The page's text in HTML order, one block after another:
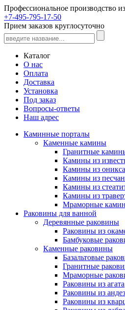
Профессиональное производство
+7-495-795-17-50
Прием заказов круглосуточно
Каталог
О нас
Оплата
Доставка
Установка
Под заказ
Вопросы-ответы
Наш адрес
Каминные порталы
Каменные камины
Гранитные
Камины из
Камины из оникса
Камины из
Камины из
Камины из
Мраморные
Раковины для ванной
Деревянные раковины
Раковины из
Бамбуковые
Каменные раковины
Базальтовые
Гранитные
Мраморные
Раковины из агата
Раковины из
Раковины из